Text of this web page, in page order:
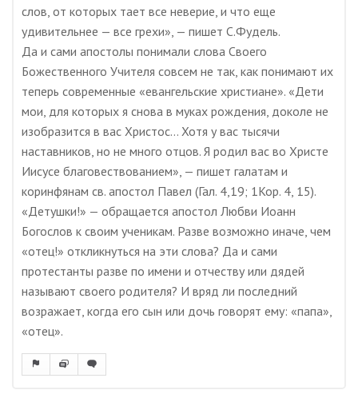
слов, от которых тает все неверие, и что еще
удивительнее — все грехи», — пишет С.Фудель.
Да и сами апостолы понимали слова Своего
Божественного Учителя совсем не так, как понимают их
теперь современные «евангельские христиане». «Дети
мои, для которых я снова в муках рождения, доколе не
изобразится в вас Христос… Хотя у вас тысячи
наставников, но не много отцов. Я родил вас во Христе
Иисусе благовествованием», — пишет галатам и
коринфянам св. апостол Павел (Гал. 4,19; 1Кор. 4, 15).
«Детушки!» — обращается апостол Любви Иоанн
Богослов к своим ученикам. Разве возможно иначе, чем
«отец!» откликнуться на эти слова? Да и сами
протестанты разве по имени и отчеству или дядей
называют своего родителя? И вряд ли последний
возражает, когда его сын или дочь говорят ему: «папа»,
«отец».